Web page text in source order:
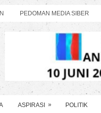
PEDOMAN MEDIA SIBER
ASPIRASI » POLITIK